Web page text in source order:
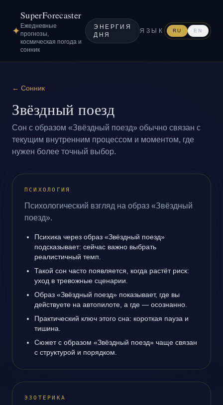
✦
SuperForecaster
Ежедневные
прогнозы,
космическая погода и
сонник
ЭНЕРГИЯ
ДНЯ
ЯЗЫК RU EN
← Сонник
Звёздный поезд
Сон с образом «Звёздный поезд» обычно связан с
текущим внутренним процессом и моментом, где
нужен более точный выбор.
ПСИХОЛОГИЯ
Психологический взгляд на образ «Звёздный
поезд».
Психика через образ «Звёздный поезд»
подсказывает: сейчас важно выбрать
реалистичный темп.
Такой сон часто появляется, когда растёт риск:
уход в тревожные сценарии.
Образ «Звёздный поезд» показывает, где вы
действуете на автопилоте, а где — осознанно.
Практический ключ этого сна: короткая пауза и
тишина.
Сюжет с образом «Звёздный поезд» чаще связан
с структурой и порядком.
ЭЗОТЕРИКА